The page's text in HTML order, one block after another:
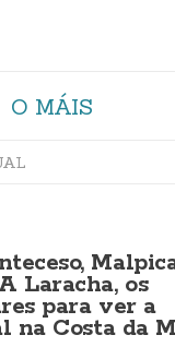
O MÁIS
Laracha, os
para ver a
na Costa da